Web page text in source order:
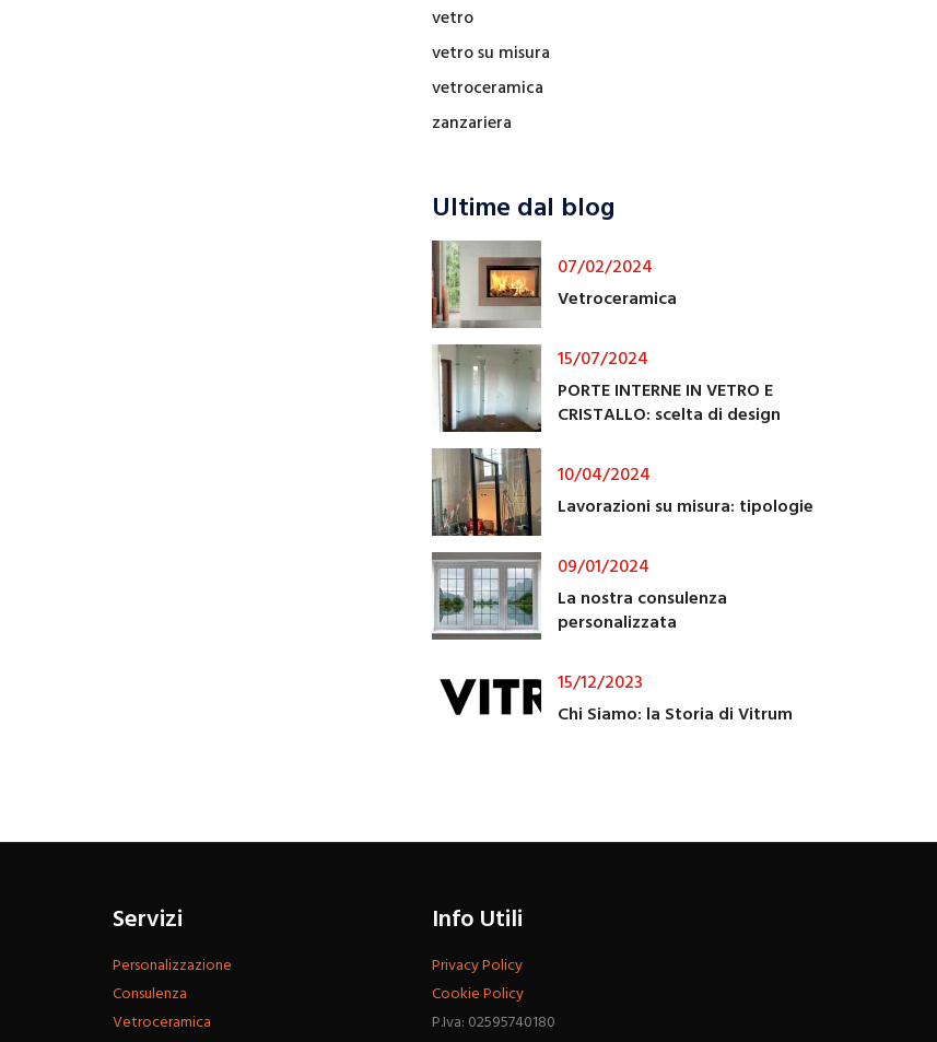
vetro
vetro su misura
vetroceramica
zanzariera
Ultime dal blog
07/02/2024
Vetroceramica
15/07/2024
PORTE INTERNE IN VETRO E
CRISTALLO: scelta di design
10/04/2024
Lavorazioni su misura: tipologie
09/01/2024
La nostra consulenza
personalizzata
15/12/2023
Chi Siamo: la Storia di Vitrum
Servizi
Personalizzazione
Consulenza
Vetroceramica
Info Utili
Privacy Policy
Cookie Policy
P.Iva: 02595740180